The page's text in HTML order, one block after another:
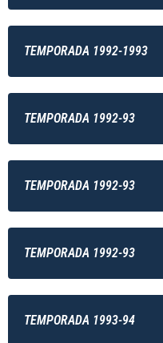
TEMPORADA 1992-1993
TEMPORADA 1992-93
TEMPORADA 1992-93
TEMPORADA 1992-93
TEMPORADA 1993-94